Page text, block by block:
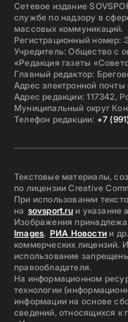
Сетевое издание
службе по надзору в
массовых коммуникаций.
Регистрационный номер:
Учредитель: Общество с
«Редакция газеты
Главный редактор:
Адрес электронной почты
Адрес редакции: 117342,
Муниципальный округ
Телефон редакции: +7
Текстовые материалы,
по лицензии Creative
При использовании
на sovsport.ruи указание
Изображения
Images, РИА Новостии
коммерческих лицензий.
использование
правообладателя.
На информационном
технологии
информации на основе
сведений, относящихся к